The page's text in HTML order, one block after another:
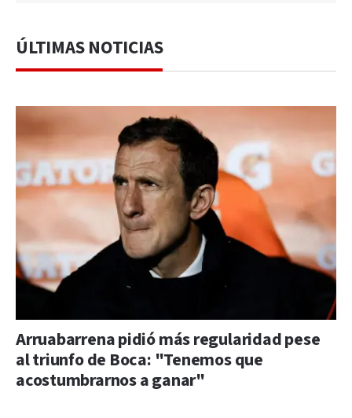
ÚLTIMAS NOTICIAS
Arruabarrena pidió más regularidad pese
al triunfo de Boca: "Tenemos que
acostumbrarnos a ganar"